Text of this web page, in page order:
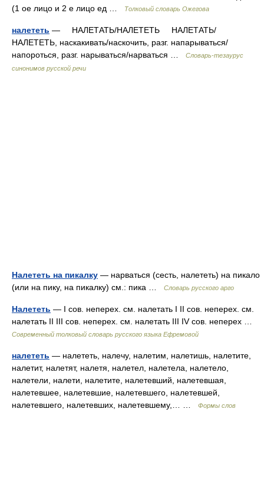
(1 ое лицо и 2 е лицо ед …
Толковый словарь Ожегова
налететь — НАЛЕТАТЬ/НАЛЕТЕТЬ НАЛЕТАТЬ/
НАЛЕТЕТЬ, наскакивать/наскочить, разг. напарываться/
напороться, разг. нарываться/нарваться …
Словарь-тезаурус
синонимов русской речи
Налететь на пикалку — нарваться (сесть, налететь) на пикало
(или на пику, на пикалку) см.: пика …
Словарь русского арго
Налететь — I сов. неперех. см. налетать I II сов. неперех. см.
налетать II III сов. неперех. см. налетать III IV сов. неперех …
Современный толковый словарь русского языка Ефремовой
налететь — налететь, налечу, налетим, налетишь, налетите,
налетит, налетят, налетя, налетел, налетела, налетело,
налетели, налети, налетите, налетевший, налетевшая,
налетевшее, налетевшие, налетевшего, налетевшей,
налетевшего, налетевших, налетевшему,… …
Формы слов